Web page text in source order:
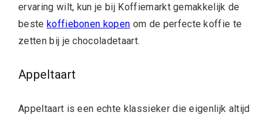
ervaring wilt, kun je bij Koffiemarkt gemakkelijk de
beste koffiebonen kopen om de perfecte koffie te
zetten bij je chocoladetaart.
Appeltaart
Appeltaart is een echte klassieker die eigenlijk altijd